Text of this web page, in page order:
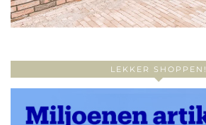
LEKKER SHOPPEN!